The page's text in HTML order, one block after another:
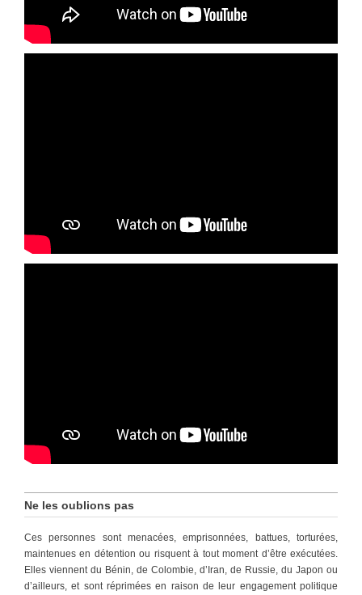
Ne les oublions pas
Ces personnes sont menacées, emprisonnées, battues, torturées,
maintenues en détention ou risquent à tout moment d’être exécutées.
Elles viennent du Bénin, de Colombie, d’Iran, de Russie, du Japon ou
d’ailleurs, et sont réprimées en raison de leur engagement politique